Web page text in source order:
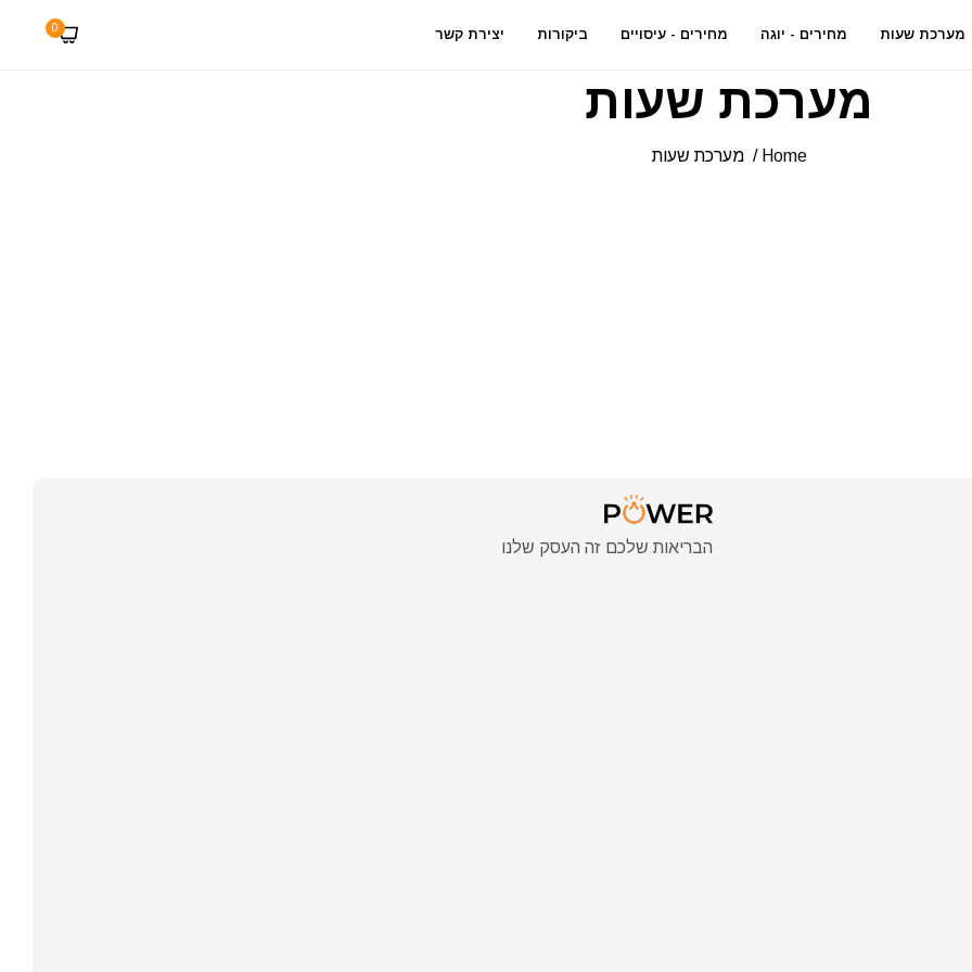
מערכת שעות מחירים - יוגה מחירים - עיסויים ביקורות יצירת קשר 0
מערכת שעות
Home
/ מערכת שעות
הבריאות שלכם זה העסק שלנו